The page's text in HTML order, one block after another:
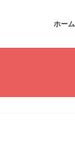
ホーム